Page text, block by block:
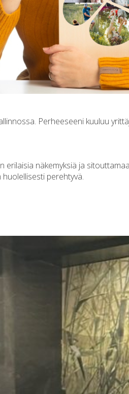
Perheeseeni kuuluu
näkemyksiä ja
perehtyvä.